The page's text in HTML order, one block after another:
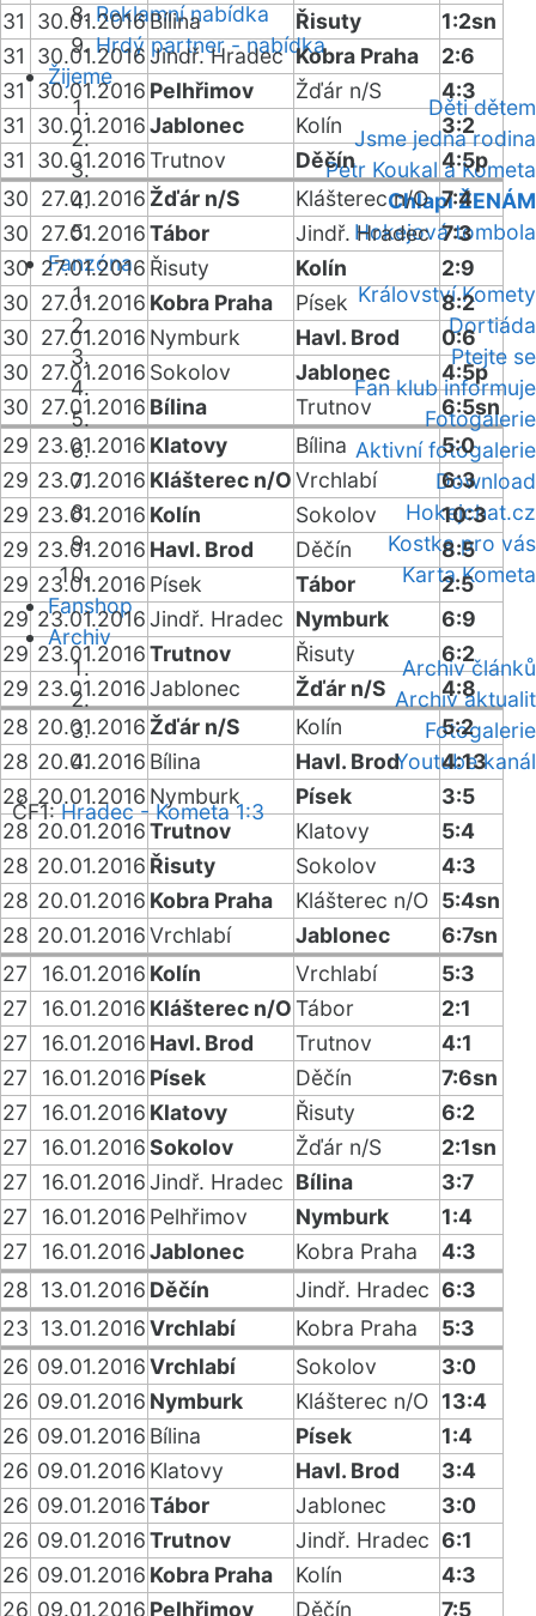
Reklamní nabídka
Hrdý partner - nabídka
Žijeme
Děti dětem
Jsme jedna rodina
Petr Koukal a Kometa
Chlapi ŽENÁM
Hokejová tombola
Fanzóna
Království Komety
Dortiáda
Ptejte se
Fan klub informuje
Fotogalerie
Aktivní fotogalerie
Download
Hokejchat.cz
Kostka pro vás
Karta Kometa
Fanshop
Archiv
Archiv článků
Archiv aktualit
Fotogalerie
Youtube kanál
ČF1:Hradec - Kometa 1:3
31
30.01.2016Bílina Řisuty
1:2sn
31
30.01.2016Jindř. Hradec Kobra Praha
2:6
31
30.01.2016 Pelhřimov Žďár n/S
4:3
31
30.01.2016Jablonec Kolín
3:2
31
30.01.2016Trutnov Děčín
4:5p
30 27.01.2016 Žďár n/S Klášterec n/O 7:4
30 27.01.2016Tábor Jindř. Hradec 7:3
30 27.01.2016 Řisuty Kolín
2:9
30 27.01.2016 Kobra Praha Písek
8:2
30 27.01.2016 Nymburk Havl. Brod
0:6
30 27.01.2016 Sokolov Jablonec
4:5p
30 27.01.2016 Bílina Trutnov
6:5sn
29 23.01.2016 Klatovy Bílina
5:0
29 23.01.2016 Klášterec n/OVrchlabí
6:3
29 23.01.2016 Kolín Sokolov
10:3
29 23.01.2016 Havl. Brod Děčín
8:5
29 23.01.2016 Písek Tábor
2:5
29 23.01.2016Jindř. Hradec Nymburk
6:9
29 23.01.2016Trutnov Řisuty
6:2
29 23.01.2016Jablonec Žďár n/S
4:8
28 20.01.2016 Žďár n/S Kolín
5:2
28 20.01.2016 Bílina Havl. Brod
4:13
28 20.01.2016 Nymburk Písek
3:5
28 20.01.2016Trutnov Klatovy
5:4
28 20.01.2016 Řisuty Sokolov
4:3
28 20.01.2016 Kobra Praha Klášterec n/O 5:4sn
28 20.01.2016Vrchlabí Jablonec
6:7sn
27
16.01.2016 Kolín Vrchlabí
5:3
27
16.01.2016 Klášterec n/OTábor
2:1
27
16.01.2016 Havl. Brod Trutnov
4:1
27
16.01.2016 Písek Děčín
7:6sn
27
16.01.2016 Klatovy Řisuty
6:2
27
16.01.2016Sokolov Žďár n/S
2:1sn
27
16.01.2016Jindř. Hradec Bílina
3:7
27
16.01.2016 Pelhřimov Nymburk
1:4
27
16.01.2016Jablonec Kobra Praha
4:3
28 13.01.2016 Děčín Jindř. Hradec 6:3
23 13.01.2016Vrchlabí Kobra Praha
5:3
26 09.01.2016Vrchlabí Sokolov
3:0
26 09.01.2016 Nymburk Klášterec n/O 13:4
26 09.01.2016 Bílina Písek
1:4
26 09.01.2016 Klatovy Havl. Brod
3:4
26 09.01.2016Tábor Jablonec
3:0
26 09.01.2016Trutnov Jindř. Hradec 6:1
26 09.01.2016 Kobra Praha Kolín
4:3
26 09.01.2016 Pelhřimov Děčín 7:5